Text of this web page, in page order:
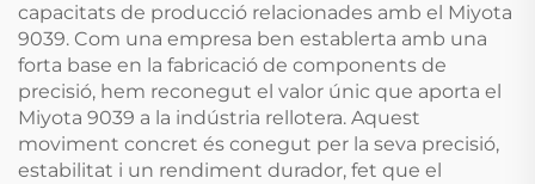
capacitats de producció relacionades amb el Miyota
9039. Com una empresa ben establerta amb una
forta base en la fabricació de components de
precisió, hem reconegut el valor únic que aporta el
Miyota 9039 a la indústria rellotera. Aquest
moviment concret és conegut per la seva precisió,
estabilitat i un rendiment durador, fet que el